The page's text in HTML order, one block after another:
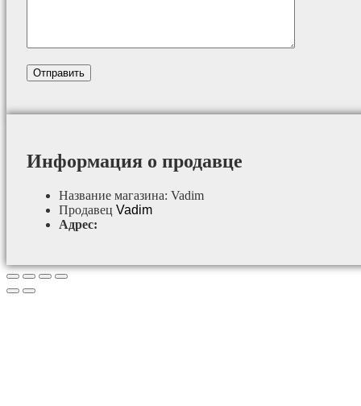
Информация о продавце
Название магазина: Vadim
Продавец Vadim
Адрес: